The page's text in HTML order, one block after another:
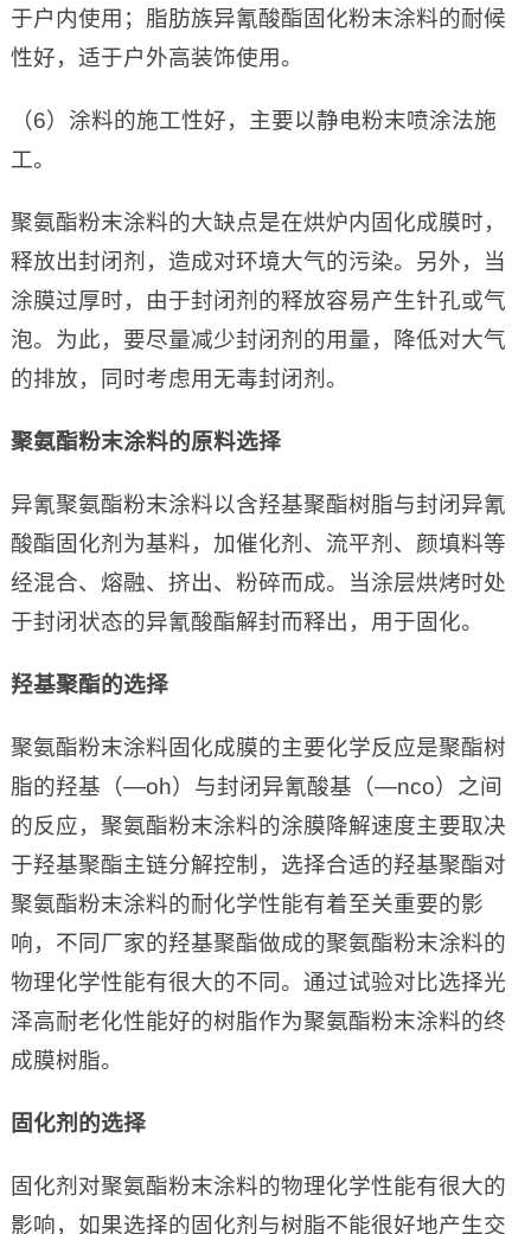
于户内使用；脂肪族异氰酸酯固化粉末涂料的耐候
性好，适于户外高装饰使用。
（6）涂料的施工性好，主要以静电粉末喷涂法施
工。
聚氨酯粉末涂料的大缺点是在烘炉内固化成膜时，
释放出封闭剂，造成对环境大气的污染。另外，当
涂膜过厚时，由于封闭剂的释放容易产生针孔或气
泡。为此，要尽量减少封闭剂的用量，降低对大气
的排放，同时考虑用无毒封闭剂。
聚氨酯粉末涂料的原料选择
异氰聚氨酯粉末涂料以含羟基聚酯树脂与封闭异氰
酸酯固化剂为基料，加催化剂、流平剂、颜填料等
经混合、熔融、挤出、粉碎而成。当涂层烘烤时处
于封闭状态的异氰酸酯解封而释出，用于固化。
羟基聚酯的选择
聚氨酯粉末涂料固化成膜的主要化学反应是聚酯树
脂的羟基（—oh）与封闭异氰酸基（—nco）之间
的反应，聚氨酯粉末涂料的涂膜降解速度主要取决
于羟基聚酯主链分解控制，选择合适的羟基聚酯对
聚氨酯粉末涂料的耐化学性能有着至关重要的影
响，不同厂家的羟基聚酯做成的聚氨酯粉末涂料的
物理化学性能有很大的不同。通过试验对比选择光
泽高耐老化性能好的树脂作为聚氨酯粉末涂料的终
成膜树脂。
固化剂的选择
固化剂对聚氨酯粉末涂料的物理化学性能有很大的
影响，如果选择的固化剂与树脂不能很好地产生交